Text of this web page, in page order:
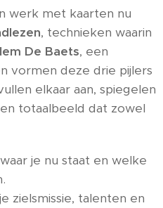
werk met kaarten nu
, technieken waarin
De Baets, een
vormen deze drie pijlers
elkaar aan, spiegelen
totaalbeeld dat zowel
je nu staat en welke
zielsmissie, talenten en